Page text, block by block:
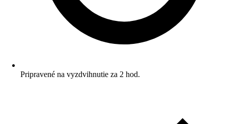
Pripravené na vyzdvihnutie za 2 hod.